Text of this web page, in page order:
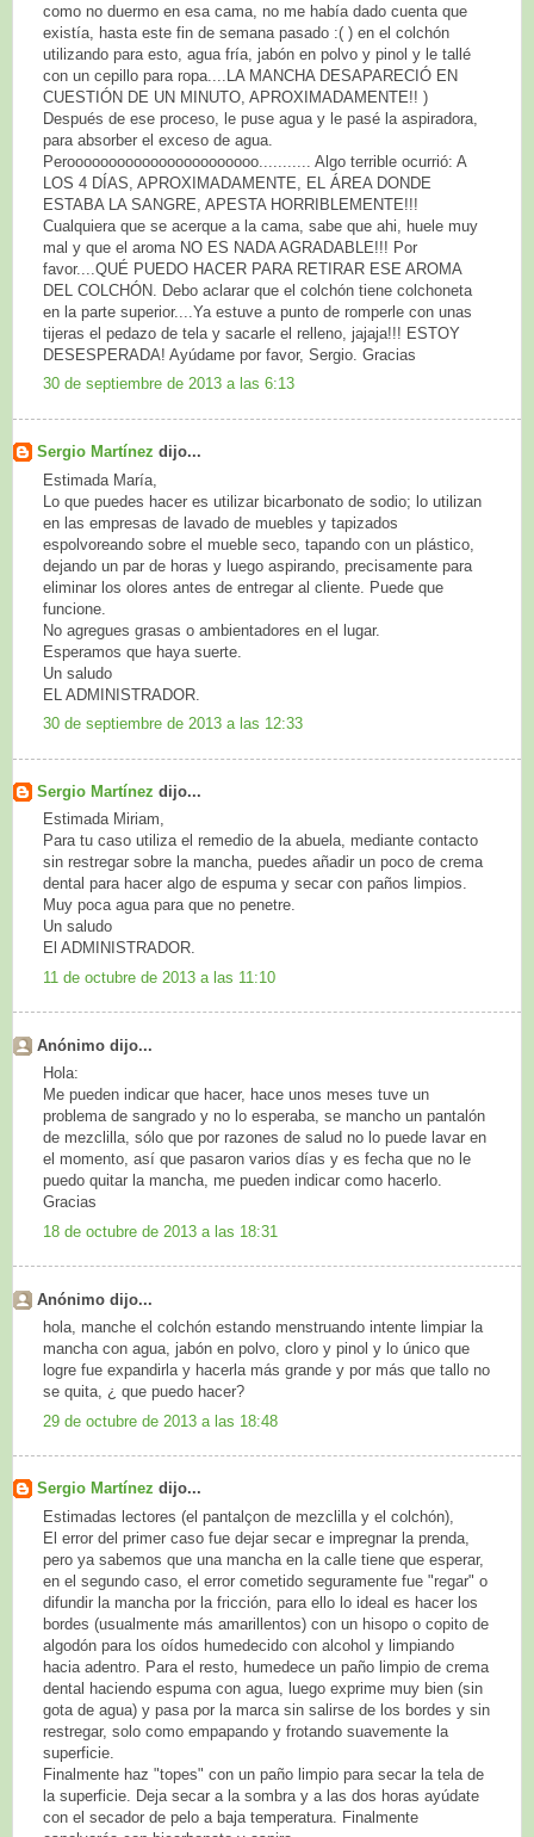
como no duermo en esa cama, no me había dado cuenta que
existía, hasta este fin de semana pasado :( ) en el colchón
utilizando para esto, agua fría, jabón en polvo y pinol y le tallé
con un cepillo para ropa....LA MANCHA DESAPARECIÓ EN
CUESTIÓN DE UN MINUTO, APROXIMADAMENTE!! )
Después de ese proceso, le puse agua y le pasé la aspiradora,
para absorber el exceso de agua.
Perooooooooooooooooooooooo........... Algo terrible ocurrió: A
LOS 4 DÍAS, APROXIMADAMENTE, EL ÁREA DONDE
ESTABA LA SANGRE, APESTA HORRIBLEMENTE!!!
Cualquiera que se acerque a la cama, sabe que ahi, huele muy
mal y que el aroma NO ES NADA AGRADABLE!!! Por
favor....QUÉ PUEDO HACER PARA RETIRAR ESE AROMA
DEL COLCHÓN. Debo aclarar que el colchón tiene colchoneta
en la parte superior....Ya estuve a punto de romperle con unas
tijeras el pedazo de tela y sacarle el relleno, jajaja!!! ESTOY
DESESPERADA! Ayúdame por favor, Sergio. Gracias
30 de septiembre de 2013 a las 6:13
Sergio Martínez dijo...
Estimada María,
Lo que puedes hacer es utilizar bicarbonato de sodio; lo utilizan
en las empresas de lavado de muebles y tapizados
espolvoreando sobre el mueble seco, tapando con un plástico,
dejando un par de horas y luego aspirando, precisamente para
eliminar los olores antes de entregar al cliente. Puede que
funcione.
No agregues grasas o ambientadores en el lugar.
Esperamos que haya suerte.
Un saludo
EL ADMINISTRADOR.
30 de septiembre de 2013 a las 12:33
Sergio Martínez dijo...
Estimada Miriam,
Para tu caso utiliza el remedio de la abuela, mediante contacto
sin restregar sobre la mancha, puedes añadir un poco de crema
dental para hacer algo de espuma y secar con paños limpios.
Muy poca agua para que no penetre.
Un saludo
El ADMINISTRADOR.
11 de octubre de 2013 a las 11:10
Anónimo dijo...
Hola:
Me pueden indicar que hacer, hace unos meses tuve un
problema de sangrado y no lo esperaba, se mancho un pantalón
de mezclilla, sólo que por razones de salud no lo puede lavar en
el momento, así que pasaron varios días y es fecha que no le
puedo quitar la mancha, me pueden indicar como hacerlo.
Gracias
18 de octubre de 2013 a las 18:31
Anónimo dijo...
hola, manche el colchón estando menstruando intente limpiar la
mancha con agua, jabón en polvo, cloro y pinol y lo único que
logre fue expandirla y hacerla más grande y por más que tallo no
se quita, ¿ que puedo hacer?
29 de octubre de 2013 a las 18:48
Sergio Martínez dijo...
Estimadas lectores (el pantalçon de mezclilla y el colchón),
El error del primer caso fue dejar secar e impregnar la prenda,
pero ya sabemos que una mancha en la calle tiene que esperar,
en el segundo caso, el error cometido seguramente fue "regar" o
difundir la mancha por la fricción, para ello lo ideal es hacer los
bordes (usualmente más amarillentos) con un hisopo o copito de
algodón para los oídos humedecido con alcohol y limpiando
hacia adentro. Para el resto, humedece un paño limpio de crema
dental haciendo espuma con agua, luego exprime muy bien (sin
gota de agua) y pasa por la marca sin salirse de los bordes y sin
restregar, solo como empapando y frotando suavemente la
superficie.
Finalmente haz "topes" con un paño limpio para secar la tela de
la superficie. Deja secar a la sombra y a las dos horas ayúdate
con el secador de pelo a baja temperatura. Finalmente